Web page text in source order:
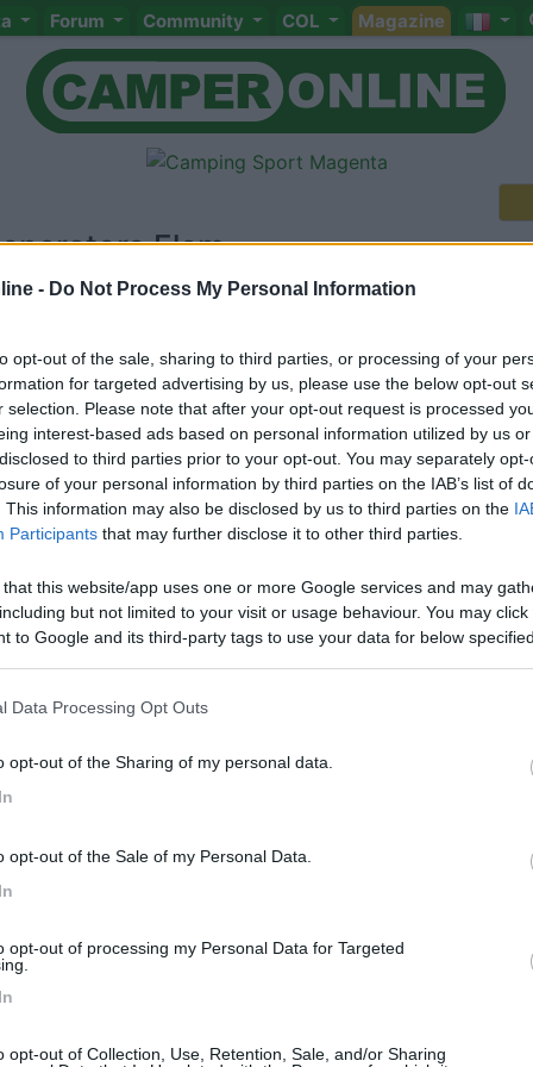
- Do Not Process My Personal Information
opt-out of the sale, sharing to third parties, or processing of your
for targeted advertising by us, please use the below opt-out
selection. Please note that after your opt-out request is processed
interest-based ads based on personal information utilized by us
to third parties prior to your opt-out. You may separately
of your personal information by third parties on the IAB’s list of
This information may also be disclosed by us to third parties on the
Participants that may further disclose it to other third parties.
that this website/app uses one or more Google services and may
but not limited to your visit or usage behaviour. You may
to Google and its third-party tags to use your data for below
Data Processing Opt Outs
opt-out of the Sharing of my personal data.
opt-out of the Sale of my Personal Data.
opt-out of processing my Personal Data for Targeted
opt-out of Collection, Use, Retention, Sale, and/or Sharing
Forum Community COL Magazine
Elem
Meccanica Cellula Accessori Eventi Leggi Comportamenti
Attivi
< 1 >
CHE POI SONO STATI CANCELLATI, QUALCUNO ERA
RGD 980 SS" CHE VENIVA VENDUTO IN VARI IPERCOOP
LEGGA QUESTO MSG E POSSA AIUTARMI INVIANDOMI VIA
necessità di una traduzione dall'inglese o dal tedesco fammi
Attivi